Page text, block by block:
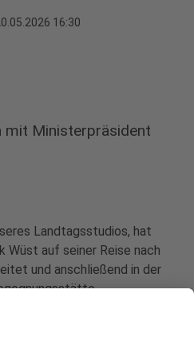
16:30
mit Ministerpräsident
Landtagsstudios, hat
Wüst auf seiner Reise nach
und anschließend in der
mit anderen
gesprochen. Die